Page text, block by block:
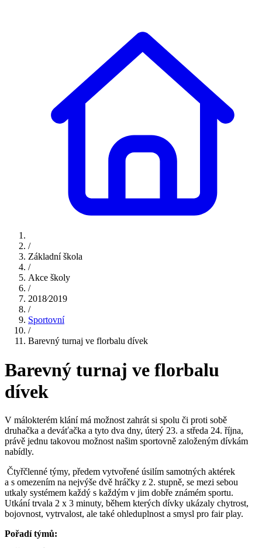
/
Základní škola
/
Akce školy
/
2018⁄2019
/
Sportovní
/
Barevný turnaj ve florbalu dívek
Barevný turnaj ve florbalu
dívek
V málokterém klání má možnost zahrát si spolu či proti sobě
druhačka a deváťačka a tyto dva dny, úterý 23. a středa 24. října,
právě jednu takovou možnost našim sportovně založeným dívkám
nabídly.
Čtyřčlenné týmy, předem vytvořené úsilím samotných aktérek
a s omezením na nejvýše dvě hráčky z 2. stupně, se mezi sebou
utkaly systémem každý s každým v jim dobře známém sportu.
Utkání trvala 2 x 3 minuty, během kterých dívky ukázaly chytrost,
bojovnost, vytrvalost, ale také ohleduplnost a smysl pro fair play.
Pořadí týmů: